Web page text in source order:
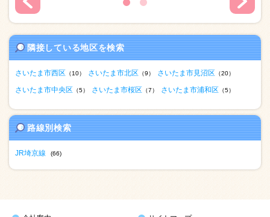
隣接している地区を検索
さいたま市西区 （10） さいたま市北区 （9） さいたま市見沼区 （20）
さいたま市中央区 （5） さいたま市桜区 （7） さいたま市浦和区 （5）
路線別検索
JR埼京線 (66)